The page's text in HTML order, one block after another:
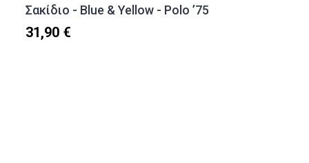
Σακίδιο - Blue & Yellow - Polo ’75
31,90 €